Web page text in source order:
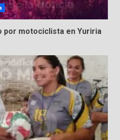
por motociclista en Yuriria